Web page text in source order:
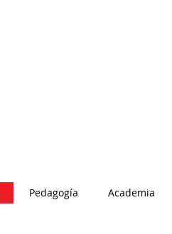
Pedagogía Academia